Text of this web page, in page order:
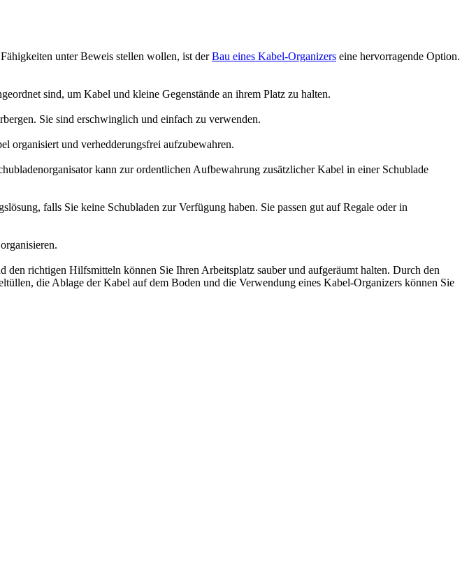
unter Beweis stellen wollen, ist derBau eines Kabel-Organizers eine hervorragende Option.
sind, um Kabel und kleine Gegenstände an ihrem Platz zu halten.
Sie sind erschwinglich und einfach zu verwenden.
organisiert und verhedderungsfrei aufzubewahren.
kann zur ordentlichen Aufbewahrung zusätzlicher Kabel in einer Schublade
falls Sie keine Schubladen zur Verfügung haben. Sie passen gut auf Regale oder in
richtigen Hilfsmitteln können Sie Ihren Arbeitsplatz sauber und aufgeräumt halten. Durch den
die Ablage der Kabel auf dem Boden und die Verwendung eines Kabel-Organizers können Sie